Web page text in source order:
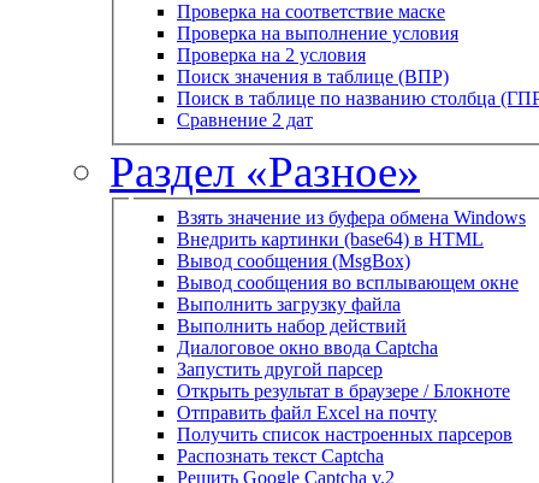
Проверка на соответствие маске
Проверка на выполнение условия
Проверка на 2 условия
Поиск значения в таблице (ВПР)
Поиск в таблице по названию столбца
Сравнение 2 дат
Раздел «Разное»
Взять значение из буфера обмена Windows
Внедрить картинки (base64) в HTML
Вывод сообщения (MsgBox)
Вывод сообщения во всплывающем окне
Выполнить загрузку файла
Выполнить набор действий
Диалоговое окно ввода Captcha
Запустить другой парсер
Открыть результат в браузере / Блокноте
Отправить файл Excel на почту
Получить список настроенных парсеров
Распознать текст Captcha
Решить Google Captcha v.2